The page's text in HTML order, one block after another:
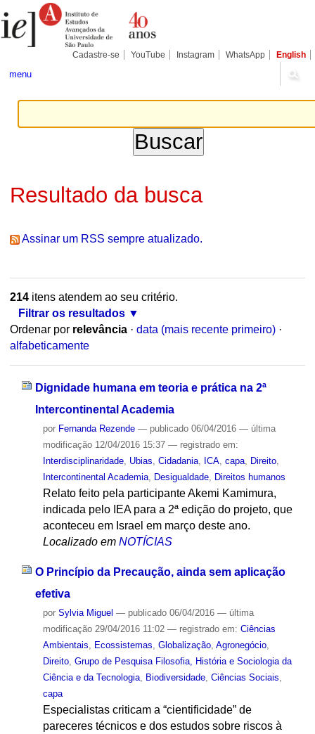
para
conteúdo.
Pessoais
Cadastre-se YouTube Instagram WhatsApp English
menu
Resultado da busca
Assinar um RSS sempre atualizado.
214itens atendem ao seu critério.
Filtrar os resultados
Ordenar por relevância · data (mais recente primeiro) ·
alfabeticamente
Dignidade humana em teoria e prática na 2ª
Intercontinental Academia
por Fernanda Rezende — publicado06/04/2016 — última
modificação12/04/2016 15:37 — registrado em:
Interdisciplinaridade, Ubias Cidadania, ICA, capa, Direito,
Intercontinental Academia, Desigualdade, Direitos humanos
Relato feito pela participante Akemi Kamimura,
indicada pelo IEA para a 2ª edição do projeto, que
aconteceu em Israel em março deste ano.
Localizado em NOTÍCIAS
O Princípio da Precaução, ainda sem aplicação
efetiva
por Sylvia Miguel — publicado06/04/2016 — última
modificação29/04/2016 11:02 — registrado em: Ciências
Ambientais
Ecossistemas Globalização, Agronegócio,
Direito, Grupo de Pesquisa Filosofia, História e Sociologia da
Ciência e da Tecnologia, Biodiversidade, Ciências Sociais
capa
Especialistas criticam a “cientificidade” de
pareceres técnicos e dos estudos sobre riscos à